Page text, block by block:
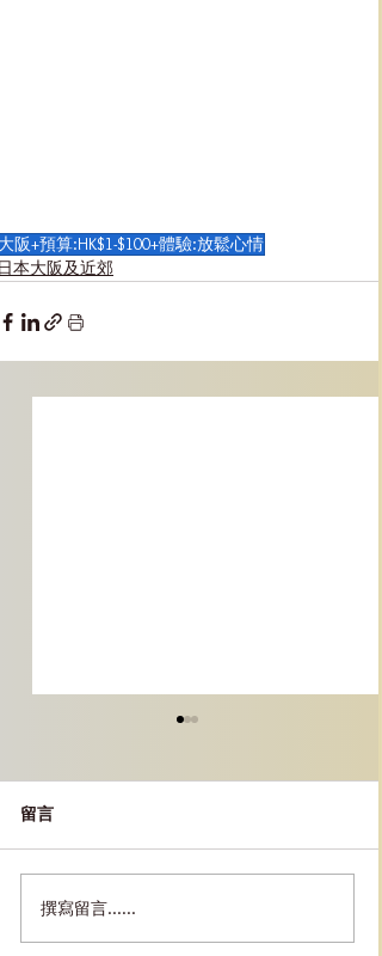
阪+預算:HK$1-$100+體驗:放鬆心情
本大阪及近郊
［和歌山景點］那智瀑布
｜日本三大名瀑、那智大
留言
撰寫留言......